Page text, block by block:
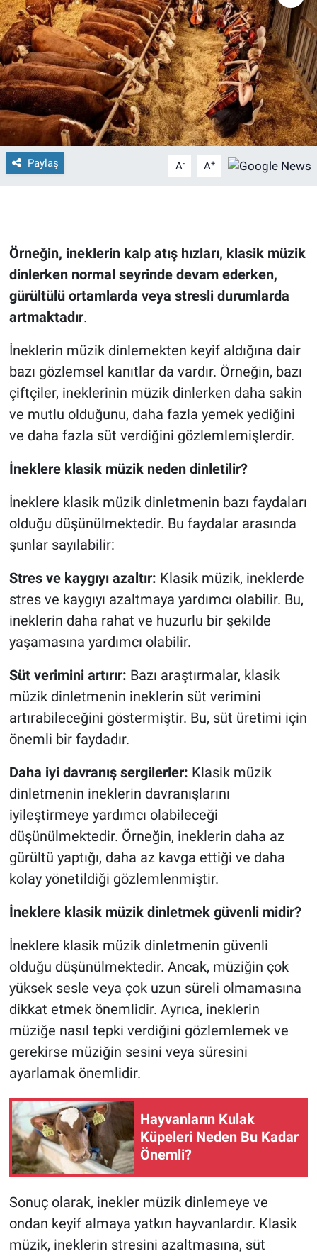
Paylaş A- A+
Örneğin, ineklerin kalp atış hızları, klasik müzik
dinlerken normal seyrinde devam ederken,
gürültülü ortamlarda veya stresli durumlarda
artmaktadır.
İneklerin müzik dinlemekten keyif aldığına dair
bazı gözlemsel kanıtlar da vardır. Örneğin, bazı
çiftçiler, ineklerinin müzik dinlerken daha sakin
ve mutlu olduğunu, daha fazla yemek yediğini
ve daha fazla süt verdiğini gözlemlemişlerdir.
İneklere klasik müzik neden dinletilir?
İneklere klasik müzik dinletmenin bazı faydaları
olduğu düşünülmektedir. Bu faydalar arasında
şunlar sayılabilir:
Stres ve kaygıyı azaltır: Klasik müzik, ineklerde
stres ve kaygıyı azaltmaya yardımcı olabilir. Bu,
ineklerin daha rahat ve huzurlu bir şekilde
yaşamasına yardımcı olabilir.
Süt verimini artırır: Bazı araştırmalar, klasik
müzik dinletmenin ineklerin süt verimini
artırabileceğini göstermiştir. Bu, süt üretimi için
önemli bir faydadır.
Daha iyi davranış sergilerler: Klasik müzik
dinletmenin ineklerin davranışlarını
iyileştirmeye yardımcı olabileceği
düşünülmektedir. Örneğin, ineklerin daha az
gürültü yaptığı, daha az kavga ettiği ve daha
kolay yönetildiği gözlemlenmiştir.
İneklere klasik müzik dinletmek güvenli midir?
İneklere klasik müzik dinletmenin güvenli
olduğu düşünülmektedir. Ancak, müziğin çok
yüksek sesle veya çok uzun süreli olmamasına
dikkat etmek önemlidir. Ayrıca, ineklerin
müziğe nasıl tepki verdiğini gözlemlemek ve
gerekirse müziğin sesini veya süresini
ayarlamak önemlidir.
Hayvanların Kulak
Küpeleri Neden Bu Kadar
Önemli?
Sonuç olarak, inekler müzik dinlemeye ve
ondan keyif almaya yatkın hayvanlardır. Klasik
müzik, ineklerin stresini azaltmasına, süt